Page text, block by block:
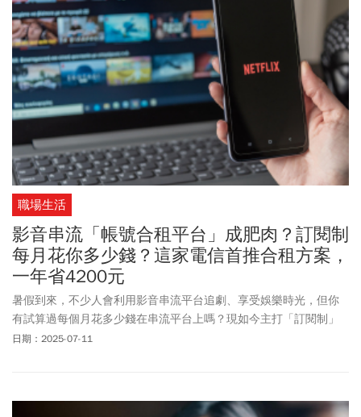
職場生活
影音串流「帳號合租平台」成肥肉？訂閱制
每月花你多少錢？這家電信首推合租方案，
一年省4200元
暑假到來，不少人會利用影音串流平台追劇、享受娛樂時光，但你
有試算過每個月花多少錢在串流平台上嗎？現如今主打「訂閱制」
的時代，想要聽音樂、追劇、看電影、看影片等，每個不同的平台
日期：2025-07-11